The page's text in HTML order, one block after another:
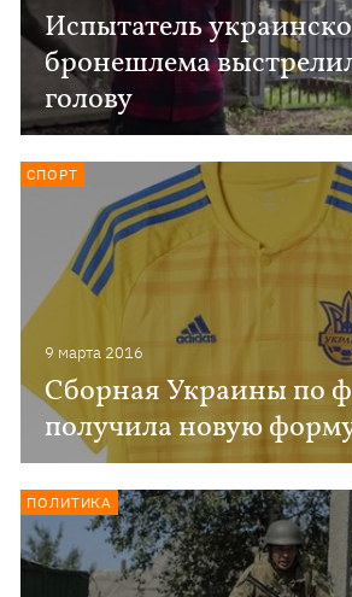
Испытатель
бронешлема
голову
9 марта 2016
Сборная Украины по
получила новую
СПОРТ
ПОЛИТИКА